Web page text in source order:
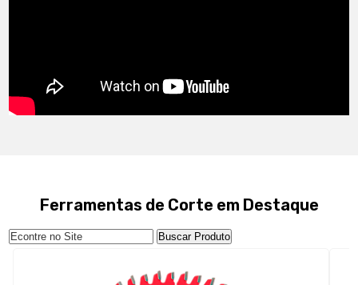
Ferramentas de Corte em Destaque
Buscar Produto